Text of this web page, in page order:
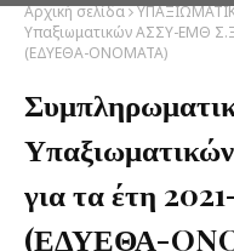
Αρχική σελίδα
Υπαξιωματικών ΑΣΣΥ-ΕΜΘ
(ΕΔΥΕΘΑ-ONOMATA)
για τα έτη
(ΕΔΥΕΘΑ-